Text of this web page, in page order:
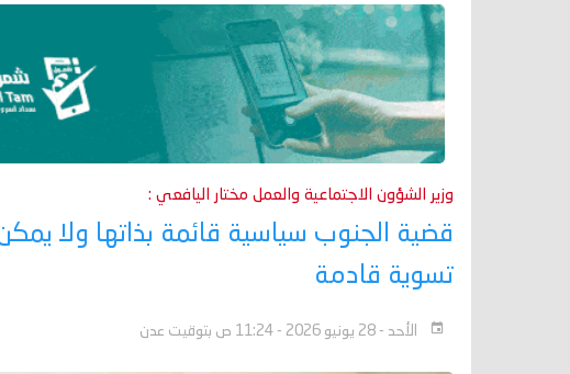
وزير الشؤون الاجتماعية والعمل مختار اليافعي :
قضية الجنوب سياسية قائمة بذاتها ولا
تسوية قادمة
الأحد - 28 يونيو 2026 - 11:24 ص بتوقيت عدن